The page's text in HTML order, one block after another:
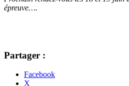
épreuve….
Partager :
Facebook
X